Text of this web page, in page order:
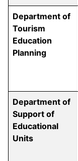
Department of
Tourism
Education
Planning
Department of
Support of
Educational
Units